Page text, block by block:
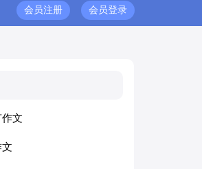
会员登录
会员注册
作文